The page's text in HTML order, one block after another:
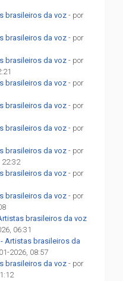
brasileiros da voz - por
brasileiros da voz - por
brasileiros da voz - por
brasileiros da voz - por
brasileiros da voz - por
brasileiros da voz - por
brasileiros da voz - por
brasileiros da voz - por
brasileiros da voz - por
brasileiros da voz
06:31
Artistas brasileiros da
2026, 08:57
brasileiros da voz - por